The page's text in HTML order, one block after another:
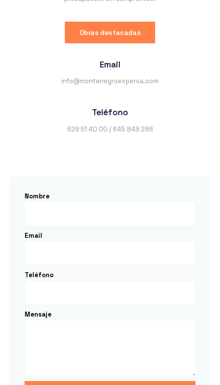
Obras destacadas
Email
info@montenegroexpersa.com
Teléfono
629 51 40 00 / 645 849 286
Nombre
Email
Teléfono
Mensaje